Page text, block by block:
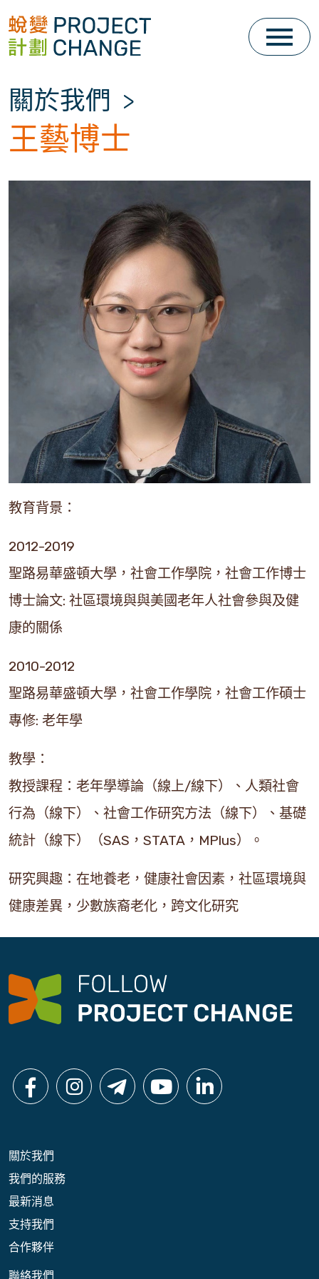
Skip
to
關於我們 >
王藝博士
教育背景：
2012-2019
聖路易華盛頓大學，社會工作學院，社會工作博士
博士論文: 社區環境與與美國老年人社會參與及健
康的關係
2010-2012
聖路易華盛頓大學，社會工作學院，社會工作碩士
專修: 老年學
教學：
教授課程：老年學導論（線上/線下）、人類社會
行為（線下）、社會工作研究方法（線下）、基礎
統計（線下）（SAS，STATA，MPlus）。
研究興趣：在地養老，健康社會因素，社區環境與
健康差異，少數族裔老化，跨文化研究
關於我們
我們的服務
最新消息
支持我們
合作夥伴
聯絡我們